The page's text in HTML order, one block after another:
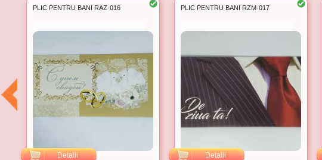
PLIC PENTRU BANI RAZ-016
Detalii
PLIC PENTRU BANI RZM-017
Detalii